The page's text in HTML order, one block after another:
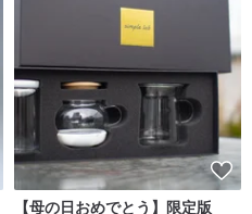
【母の日おめでとう】限定版